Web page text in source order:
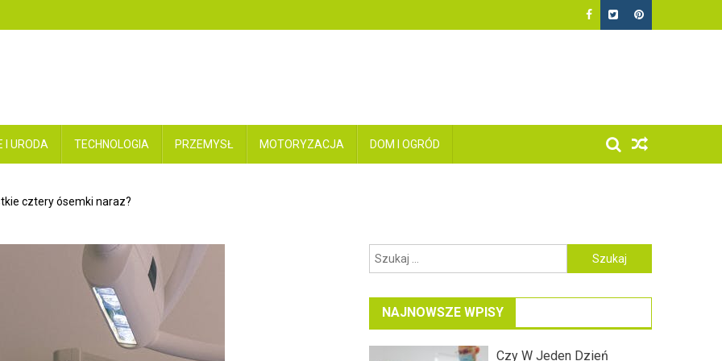
I URODA TECHNOLOGIA PRZEMYSŁ MOTORYZACJA DOM I OGRÓD
cztery ósemki naraz?
Szukaj:
NAJNOWSZE WPISY
Czy W Jeden Dzień